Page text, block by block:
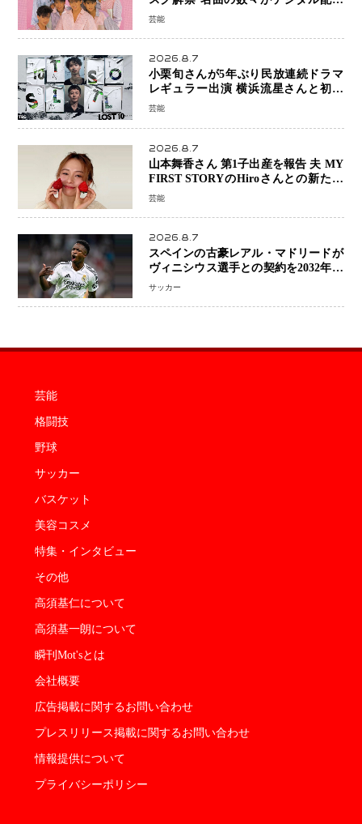
へ 40周年へ向け1年間で全作品を順次
芸能
2026.8.7
小栗旬さんが5年ぶり民放連続ドラマ
レギュラー出演 横浜流星さんと初共
演『LOST10』で異色バディ結成
芸能
2026.8.7
山本舞香さん 第1子出産を報告 夫 MY
FIRST STORYのHiroさんとの新たな
家族生活「母子ともに健康」
芸能
2026.8.7
スペインの古豪レアル・マドリードが
ヴィニシウス選手との契約を2032年ま
で延長 長期交渉が決着 年俸は約43億
サッカー
芸能
格闘技
野球
サッカー
バスケット
美容コスメ
特集・インタビュー
その他
高須基仁について
高須基一朗について
瞬刊Mot'sとは
会社概要
広告掲載に関するお問い合わせ
プレスリリース掲載に関するお問い合わせ
情報提供について
プライバシーポリシー